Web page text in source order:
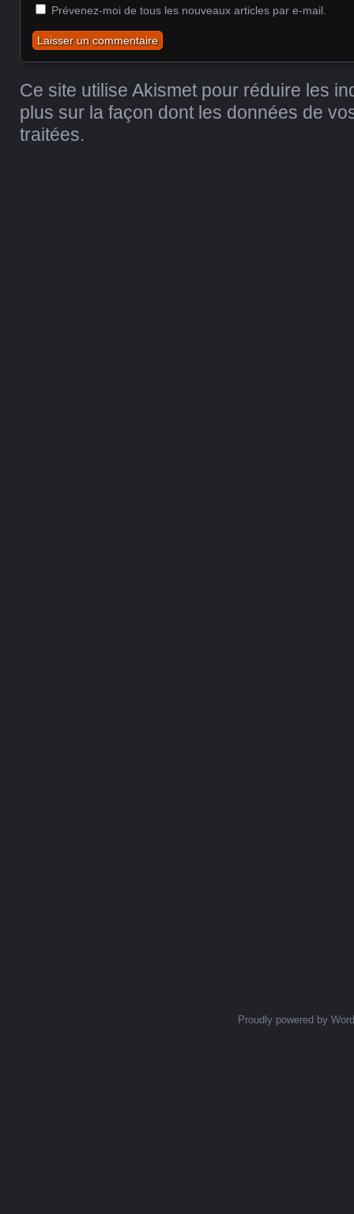
Prévenez-moi de tous les nouveaux articles par e-mail.
Ce site utilise Akismet pour réduire les
plus sur la façon dont les données de
traitées.
Proudly powered by